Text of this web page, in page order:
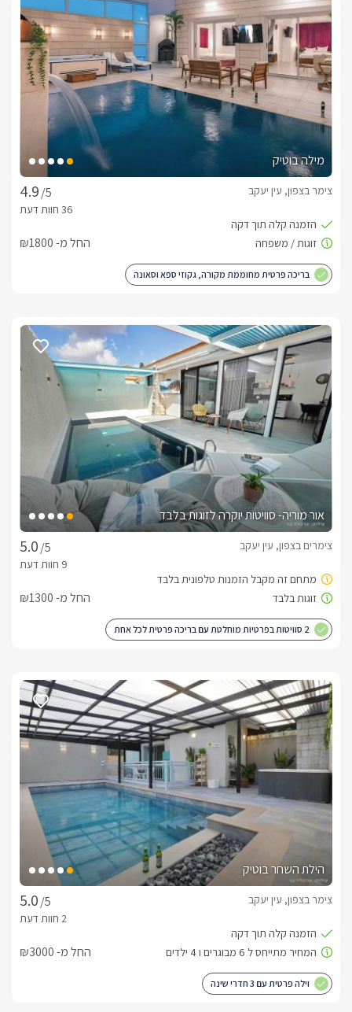
מילה בוטיק
/5
צימר בצפון, עין יעקב
החל מ- ₪1800
בריכה פרטית מחוממת מקורה, גקוזי ספא וסאונה
אור מוריה- סוויטות יוקרה לזוגות בלבד
/5
צימרים בצפון, עין יעקב
החל מ- ₪1300
2 סוויטות בפרטיות מוחלטת עם בריכה פרטית לכל אחת
הילת השחר בוטיק
/5
צימר בצפון, עין יעקב
החל מ- ₪3000
וילה פרטית עם 3 חדרי שינה